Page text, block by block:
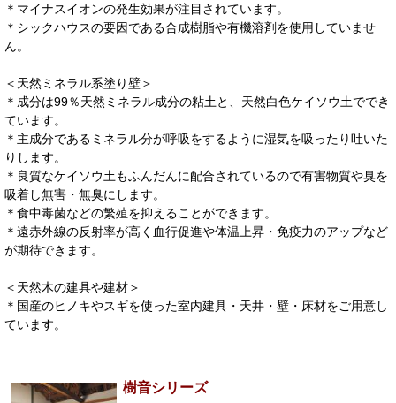
＊マイナスイオンの発生効果が注目されています。
＊シックハウスの要因である合成樹脂や有機溶剤を使用していませ
ん。
＜天然ミネラル系塗り壁＞
＊成分は99％天然ミネラル成分の粘土と、天然白色ケイソウ土ででき
ています。
＊主成分であるミネラル分が呼吸をするように湿気を吸ったり吐いた
りします。
＊良質なケイソウ土もふんだんに配合されているので有害物質や臭を
吸着し無害・無臭にします。
＊食中毒菌などの繁殖を抑えることができます。
＊遠赤外線の反射率が高く血行促進や体温上昇・免疫力のアップなど
が期待できます。
＜天然木の建具や建材＞
＊国産のヒノキやスギを使った室内建具・天井・壁・床材をご用意し
ています。
樹音シリーズ